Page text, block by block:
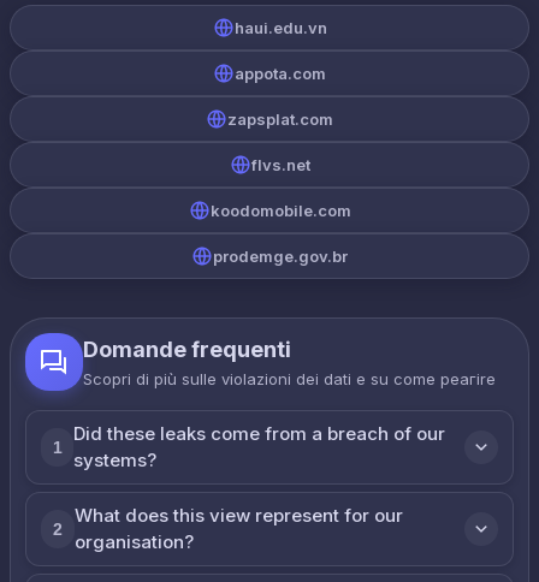
haui.edu.vn
appota.com
zapsplat.com
flvs.net
koodomobile.com
prodemge.gov.br
Domande frequenti
Scopri di più sulle violazioni dei dati e su come реагire
1
Did these leaks come from a breach of our
systems?
2
What does this view represent for our
organisation?